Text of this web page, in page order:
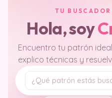
TU
Hola, soy
Encuentro tu patrón
explico técnicas y
Tu pregunta